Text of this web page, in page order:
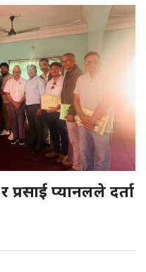
प्रसाई प्यानलले दर्ता